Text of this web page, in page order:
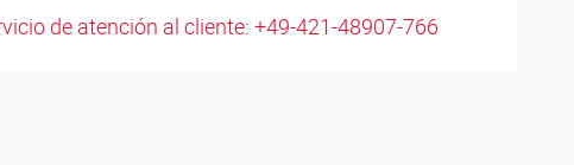
de atención al cliente: +49-421-48907-766